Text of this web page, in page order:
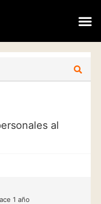
al
1 año